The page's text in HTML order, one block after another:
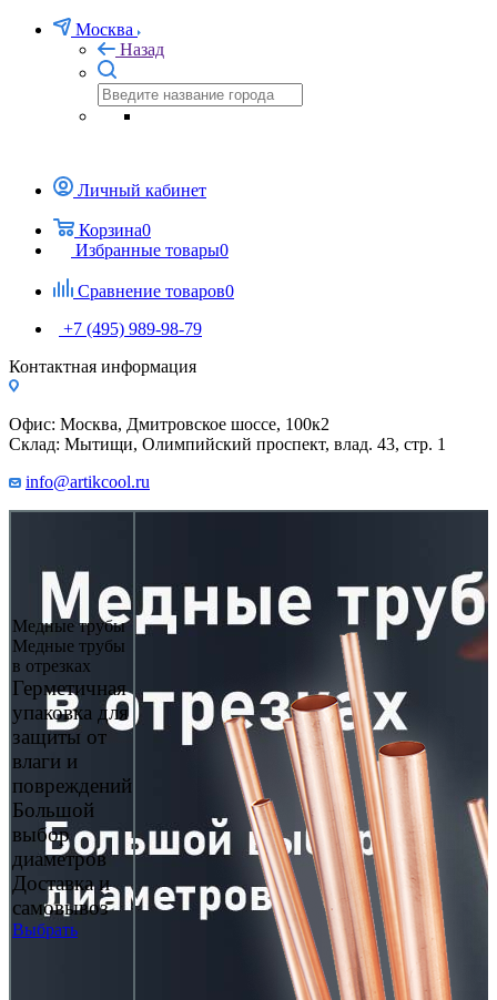
Москва
Назад
Личный кабинет
Корзина0
Избранные товары0
Сравнение товаров0
+7 (495) 989-98-79
Контактная информация
Офис: Москва, Дмитровское шоссе, 100к2
Склад: Мытищи, Олимпийский проспект, влад. 43, стр. 1
info@artikcool.ru
Медные трубы
Медные трубы
в отрезках
Герметичная
упаковка для
защиты от
влаги и
повреждений
Большой
выбор
диаметров
Доставка и
самовывоз
Выбрать